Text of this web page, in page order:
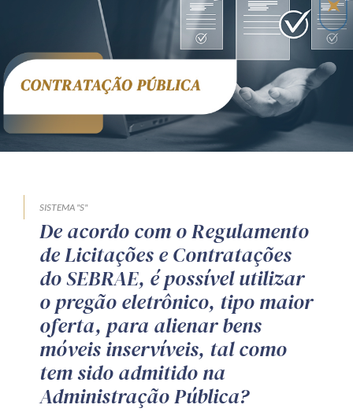
Receba por RSS
Av. Sete de Setembro, 4698
80240-000
Telefone (41) 2109-8666
SISTEMA "S"
De acordo com o Regulamento
de Licitações e Contratações
do SEBRAE, é possível utilizar
o pregão eletrônico, tipo maior
oferta, para alienar bens
móveis inservíveis, tal como
tem sido admitido na
Administração Pública?